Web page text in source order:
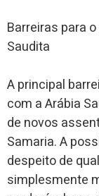
Barreiras para
Saudita
A principal
com a Arábia
de novos
Samaria. A
despeito de
simplesmente